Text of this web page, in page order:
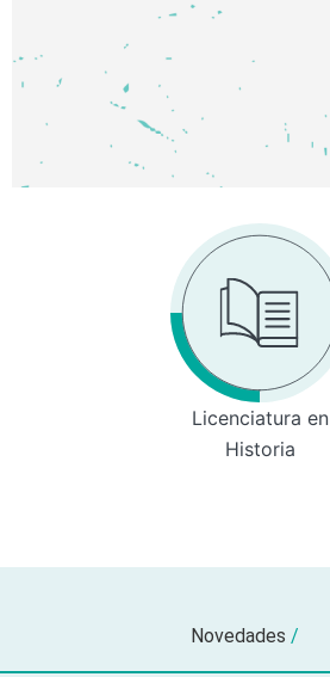
Licenciatura en
Historia
Novedades /